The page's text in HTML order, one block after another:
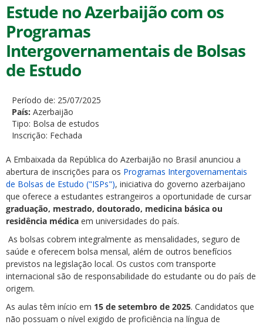
Estude no Azerbaijão com os
Programas
Intergovernamentais de Bolsas
de Estudo
Período de: 25/07/2025
País: Azerbaijão
Tipo: Bolsa de estudos
Inscrição: Fechada
A Embaixada da República do Azerbaijão no Brasil anunciou a
abertura de inscrições para os Programas Intergovernamentais
de Bolsas de Estudo ("ISPs"), iniciativa do governo azerbaijano
que oferece a estudantes estrangeiros a oportunidade de cursar
graduação, mestrado, doutorado, medicina básica ou
residência médica em universidades do país.
As bolsas cobrem integralmente as mensalidades, seguro de
saúde e oferecem bolsa mensal, além de outros benefícios
previstos na legislação local. Os custos com transporte
internacional são de responsabilidade do estudante ou do país de
origem.
As aulas têm início em 15 de setembro de 2025. Candidatos que
não possuam o nível exigido de proficiência na língua de